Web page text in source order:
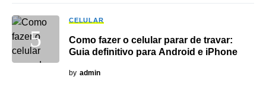
CELULAR
Como fazer o celular parar de travar:
Guia definitivo para Android e iPhone
by admin